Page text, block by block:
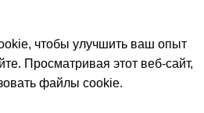
чтобы улучшить ваш опыт
Просматривая этот веб-сайт,
файлы cookie.